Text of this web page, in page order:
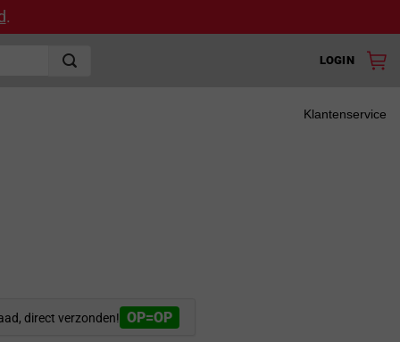
.
LOGIN
Klantenservice
direct verzonden! OP=OP